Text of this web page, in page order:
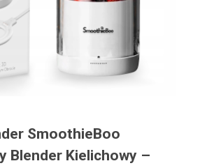
SmoothieBoo
Blender Kielichowy –